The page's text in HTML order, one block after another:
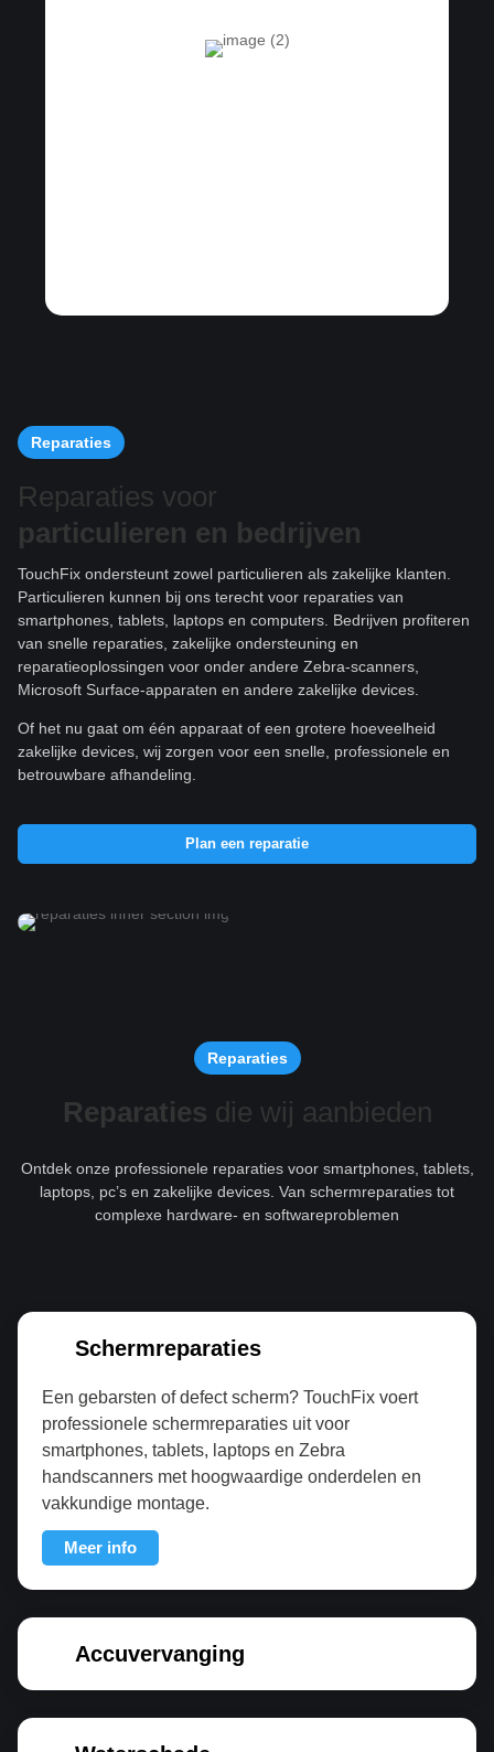
Reparaties
Reparaties voor
particulieren en bedrijven
TouchFix ondersteunt zowel particulieren als zakelijke klanten.
Particulieren kunnen bij ons terecht voor reparaties van
smartphones, tablets, laptops en computers. Bedrijven profiteren
van snelle reparaties, zakelijke ondersteuning en
reparatieoplossingen voor onder andere Zebra-scanners,
Microsoft Surface-apparaten en andere zakelijke devices.
Of het nu gaat om één apparaat of een grotere hoeveelheid
zakelijke devices, wij zorgen voor een snelle, professionele en
betrouwbare afhandeling.
Plan een reparatie
Reparaties
Reparaties die wij aanbieden
Ontdek onze professionele reparaties voor smartphones, tablets,
laptops, pc’s en zakelijke devices. Van schermreparaties tot
complexe hardware- en softwareproblemen
Schermreparaties
Een gebarsten of defect scherm? TouchFix voert
professionele schermreparaties uit voor
smartphones, tablets, laptops en Zebra
handscanners met hoogwaardige onderdelen en
vakkundige montage.
Meer info
Accuvervanging